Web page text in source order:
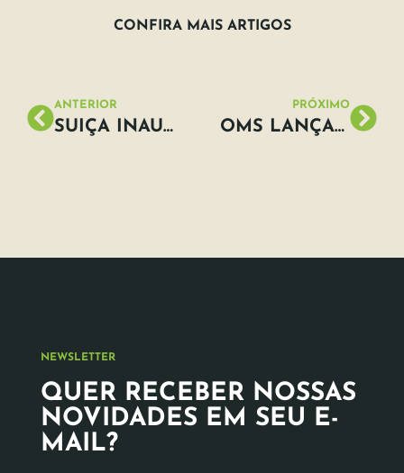
CONFIRA MAIS ARTIGOS
ANTERIOR
SUIÇA INAUGURA A MAIOR CENTRAL DE ENERGIA SOLAR SOBRE COBERTURAS
PRÓXIMO
OMS LANÇA CAMPANHA EM COMBATE À POLUIÇÃO ATMOSFÉRICA
NEWSLETTER
QUER RECEBER NOSSAS
NOVIDADES EM SEU E-
MAIL?